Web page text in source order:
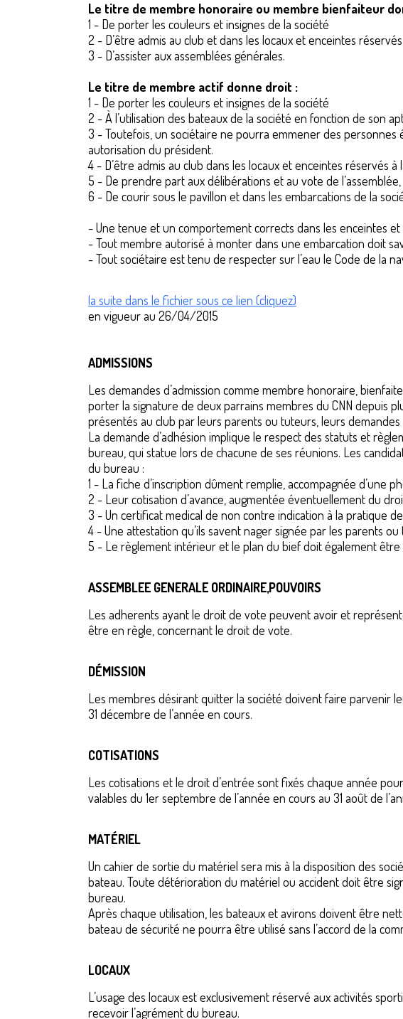
Le titre de membre honoraire ou membre bienfaiteur
1 - De porter les couleurs et insignes de la société
2 - D’être admis au club et dans les locaux et enceintes
3 - D’assister aux assemblées générales.
Le titre de membre actif donne droit :
1 - De porter les couleurs et insignes de la société
2 - À l’utilisation des bateaux de la société en fonction de son
3 - Toutefois, un sociétaire ne pourra emmener des
autorisation du président.
4 - D’être admis au club dans les locaux et enceintes réservés à
5 - De prendre part aux délibérations et au vote de
6 - De courir sous le pavillon et dans les embarcations de la
- Une tenue et un comportement corrects dans les enceintes
- Tout membre autorisé à monter dans une embarcation doit
- Tout sociétaire est tenu de respecter sur l’eau le Code de la
la suite dans le fichier sous ce lien (cliquez)
en vigueur au 26/04/2015
ADMISSIONS
Les demandes d’admission comme membre honoraire,
porter la signature de deux parrains membres du CNN depuis
présentés au club par leurs parents ou tuteurs, leurs demandes
La demande d’adhésion implique le respect des statuts et
bureau, qui statue lors de chacune de ses réunions. Les
du bureau :
1 - La fiche d’inscription dûment remplie, accompagnée d’une
2 - Leur cotisation d’avance, augmentée éventuellement du
3 - Un certificat medical de non contre indication à la pratique de
4 - Une attestation qu’ils savent nager signée par les parents
5 - Le règlement intérieur et le plan du bief doit également
ASSEMBLEE GENERALE ORDINAIRE,POUVOIRS
Les adherents ayant le droit de vote peuvent avoir et
être en règle, concernant le droit de vote.
DÉMISSION
Les membres désirant quitter la société doivent faire parvenir
31 décembre de l’année en cours.
COTISATIONS
Les cotisations et le droit d’entrée sont fixés chaque année
valables du 1er septembre de l’année en cours au 31 août de
MATÉRIEL
Un cahier de sortie du matériel sera mis à la disposition des
bateau. Toute détérioration du matériel ou accident doit être
bureau.
Après chaque utilisation, les bateaux et avirons doivent être
bateau de sécurité ne pourra être utilisé sans l’accord de la
LOCAUX
L’usage des locaux est exclusivement réservé aux activités
recevoir l’agrément du bureau.